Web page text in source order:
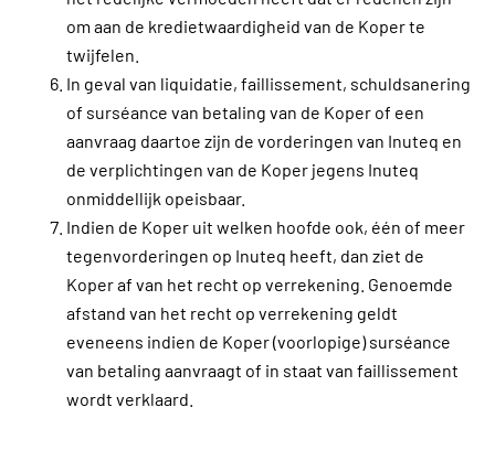
om aan de kredietwaardigheid van de Koper te
twijfelen.
In geval van liquidatie, faillissement, schuldsanering
of surséance van betaling van de Koper of een
aanvraag daartoe zijn de vorderingen van Inuteq en
de verplichtingen van de Koper jegens Inuteq
onmiddellijk opeisbaar.
Indien de Koper uit welken hoofde ook, één of meer
tegenvorderingen op Inuteq heeft, dan ziet de
Koper af van het recht op verrekening. Genoemde
afstand van het recht op verrekening geldt
eveneens indien de Koper (voorlopige) surséance
van betaling aanvraagt of in staat van faillissement
wordt verklaard.